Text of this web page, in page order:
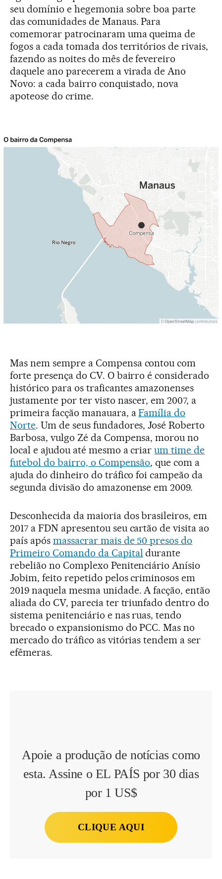
seu domínio e hegemonia sobre boa parte
das comunidades de Manaus. Para
comemorar patrocinaram uma queima de
fogos a cada tomada dos territórios de rivais,
fazendo as noites do mês de fevereiro
daquele ano parecerem a virada de Ano
Novo: a cada bairro conquistado, nova
apoteose do crime.
Mas nem sempre a Compensa contou com
forte presença do CV. O bairro é considerado
histórico para os traficantes amazonenses
justamente por ter visto nascer, em 2007, a
primeira facção manauara, aFamília do
Norte. Um de seus fundadores, José Roberto
Barbosa, vulgo Zé da Compensa, morou no
local e ajudou até mesmo a criarum time de
futebol do bairro, o Compensão, que com a
ajuda do dinheiro do tráfico foi campeão da
segunda divisão do amazonense em 2009.
Desconhecida da maioria dos brasileiros, em
2017 a FDN apresentou seu cartão de visita ao
país após massacrar mais de 50 presos do
Primeiro Comando da Capital durante
rebelião no Complexo Penitenciário Anísio
Jobim, feito repetido pelos criminosos em
2019 naquela mesma unidade. A facção, então
aliada do CV, parecia ter triunfado dentro do
sistema penitenciário e nas ruas, tendo
brecado o expansionismo do PCC. Mas no
mercado do tráfico as vitórias tendem a ser
efêmeras.
Apoie a produção de notícias como
esta. Assine o EL PAÍS por 30 dias
por 1 US$
CLIQUE AQUI